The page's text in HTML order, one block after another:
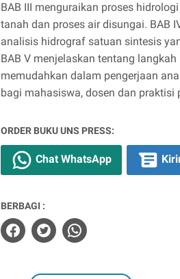
BAB III menguraikan proses
tanah dan proses air disungai. BAB
analisis hidrograf satuan sintesis
BAB V menjelaskan tentang
memudahkan dalam pengerjaan
bagi mahasiswa, dosen dan praktisi
ORDER BUKU UNS PRESS:
Chat WhatsApp
BERBAGI :